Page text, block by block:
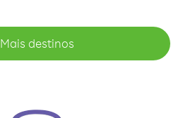
Mais destinos